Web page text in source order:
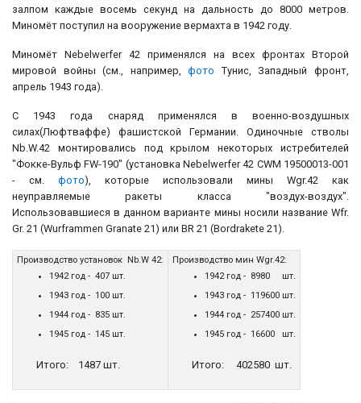
залпом каждые восемь секунд на дальность до 8000 метров.
Миномёт поступил на вооружение вермахта в 1942 году.
Миномёт Nebelwerfer 42 применялся на всех фронтах Второй
мировой войны (см., например,фото Тунис, Западный фронт,
апрель 1943 года).
С 1943 года снаряд применялся в военно-воздушных
силах(Люфтваффе) фашистской Германии. Одиночные стволы
Nb.W.42 монтировались под крылом некоторых истребителей
"Фокке-Вульф FW-190" (установка Nebelwerfer 42 CWM 19500013-001
- см. фото), которые использовали мины Wgr.42 как
неуправляемые ракеты класса "воздух-воздух".
Использовавшиеся в данном варианте мины носили название Wfr.
Gr. 21 (Wurframmen Granate 21) или BR 21 (Bordrakete 21).
Производство установок Nb.W 42:
1942 год - 407 шт.
1943 год - 100 шт.
1944 год - 835 шт.
1945 год - 145 шт.
Итого: 1487 шт.
Производство мин Wgr.42:
1942 год - 8980 шт.
1943 год - 119600 шт.
1944 год - 257400 шт.
1945 год - 16600 шт.
Итого: 402580 шт.